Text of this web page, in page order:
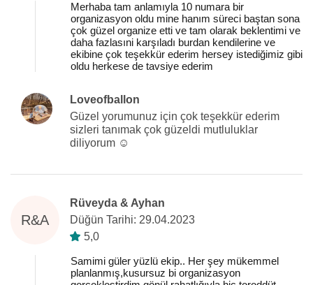
Merhaba tam anlamıyla 10 numara bir
organizasyon oldu mine hanım süreci baştan sona
çok güzel organize etti ve tam olarak beklentimi ve
daha fazlasıni karşıladı burdan kendilerine ve
ekibine çok teşekkür ederim hersey istediğimiz gibi
oldu herkese de tavsiye ederim
Loveofballon
Güzel yorumunuz için çok teşekkür ederim
sizleri tanımak çok güzeldi mutluluklar
diliyorum ☺️
R&A
Rüveyda & Ayhan
Düğün Tarihi: 29.04.2023
5,0
Samimi güler yüzlü ekip.. Her şey mükemmel
planlanmış,kusursuz bi organizasyon